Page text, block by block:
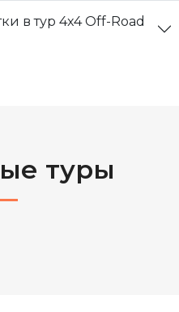
в тур 4x4 Off-Road
туры